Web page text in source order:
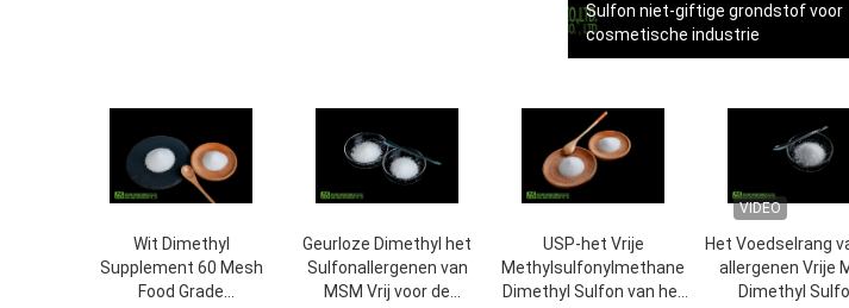
Sulfon niet-giftige grondstof voor
cosmetische industrie
Wit Dimethyl
Supplement 60 Mesh
Food Grade
Geurloze Dimethyl het
Sulfonallergenen van
MSM Vrij voor de
USP-het Vrije
Methylsulfonylmethane
Dimethyl Sulfon van het
VIDEO
Het Voedselrang
allergenen Vrije
Dimethyl